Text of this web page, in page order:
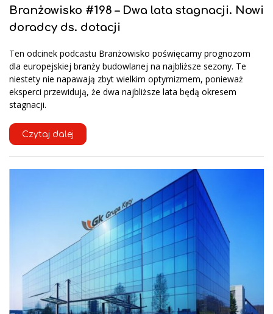
Branżowisko #198 – Dwa lata stagnacji. Nowi
doradcy ds. dotacji
Ten odcinek podcastu Branżowisko poświęcamy prognozom
dla europejskiej branży budowlanej na najbliższe sezony. Te
niestety nie napawają zbyt wielkim optymizmem, ponieważ
eksperci przewidują, że dwa najbliższe lata będą okresem
stagnacji.
Czytaj dalej